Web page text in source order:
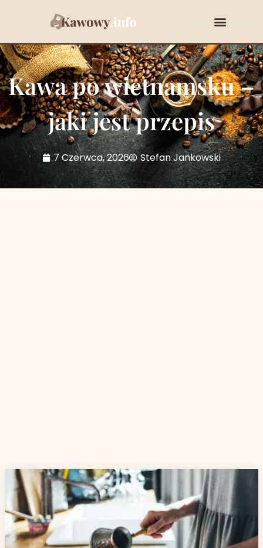
Kawa po wietnamsku –
jaki jest przepis
7 Czerwca, 2026 Stefan Jankowski